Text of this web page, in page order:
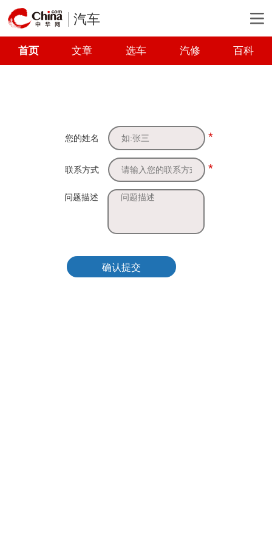
汽车
首页 文章 选车 汽修 百科
您的姓名 *
联系方式 *
问题描述
确认提交